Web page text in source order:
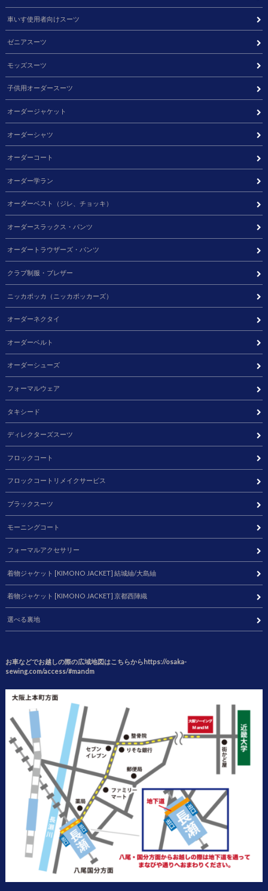
車いす使用者向けスーツ
ゼニアスーツ
モッズスーツ
子供用オーダースーツ
オーダージャケット
オーダーシャツ
オーダーコート
オーダー学ラン
オーダーベスト（ジレ、チョッキ）
オーダースラックス・パンツ
オーダートラウザーズ・パンツ
クラブ制服・ブレザー
ニッカポッカ（ニッカボッカーズ）
オーダーネクタイ
オーダーベルト
オーダーシューズ
フォーマルウェア
タキシード
ディレクターズスーツ
フロックコート
フロックコートリメイクサービス
ブラックスーツ
モーニングコート
フォーマルアクセサリー
着物ジャケット [KIMONO JACKET] 結城紬/大島紬
着物ジャケット [KIMONO JACKET] 京都西陣織
選べる裏地
お車などでお越しの際の広域地図はこちらからhttps://osaka-
sewing.com/access/#mandm